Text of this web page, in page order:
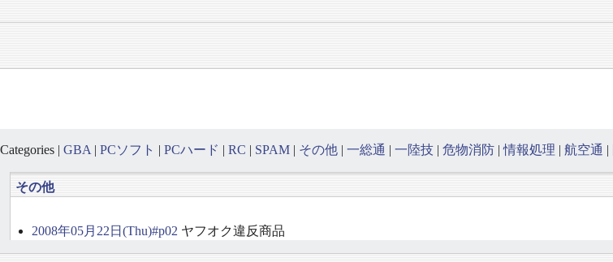
Categories | GBA | PCソフト | PCハード | RC | SPAM | その他 | 一総通 | 一陸技 | 危物消防 |情報処理 | 航空通 |
その他
2008年05月22日(Thu)#p02 ヤフオク違反商品